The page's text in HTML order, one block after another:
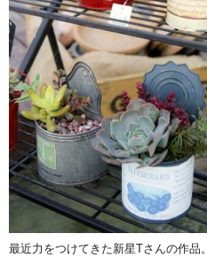
最近力をつけてきた新星Tさんの作品。